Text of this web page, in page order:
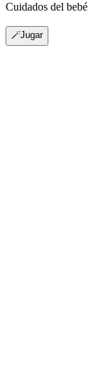
Cuidados del bebé
🪄Jugar